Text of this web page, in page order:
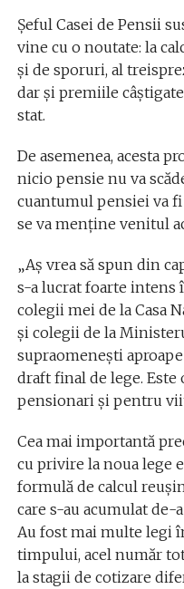
Șeful Casei de Pensii
vine cu o noutate: la
și de sporuri, al
dar și premiile
stat.
De asemenea, acesta
nicio pensie nu va
cuantumul pensiei va
se va menține venitul
„Aș vrea să spun din
s-a lucrat foarte intens
colegii mei de la Casa
și colegii de la
supraomenești
draft final de lege.
pensionari și pentru
Cea mai importantă
cu privire la noua lege
formulă de calcul
care s-au acumulat
Au fost mai multe legi
timpului, acel număr
la stagii de cotizare